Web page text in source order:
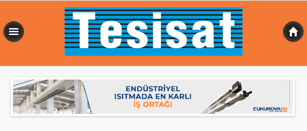
0,355 sn